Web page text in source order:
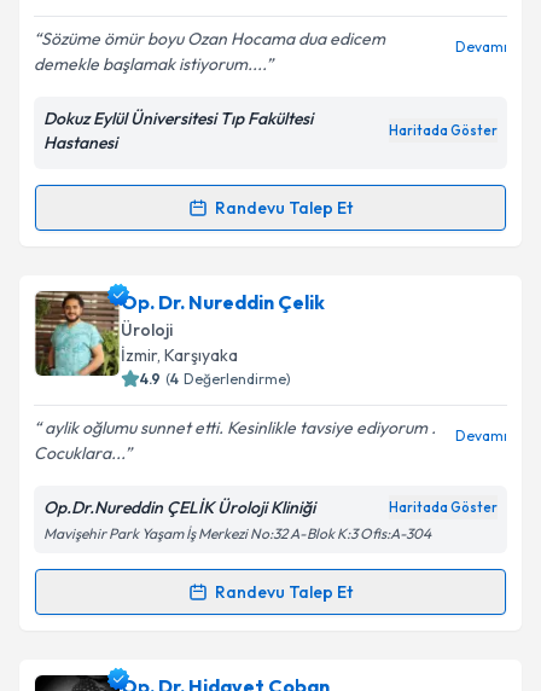
Kişisel verilerimin işlenmesine ilişkin
Aydınlatma
Metni
Sözüme ömür boyu Ozan Hocama dua edicem
demekle başlamak istiyorum....
Devamı
Dokuz Eylül Üniversitesi Tıp Fakültesi
Hastanesi
Haritada Göster
Randevu Talep Et
Randevu Takvimi Talebi
Prof. Dr. Ozan Bozkurt için randevu takvimi talebi
oluşturun. Size bu uzmandan randevu almanız için bir
takvim hazırlandığında e-posta ile bilgilendireceğiz.
Kişisel verilerimin işlenmesine ilişkin
Aydınlatma
Metni'ni okudum ve kişisel verilerimin belirtilen
kapsamda işlenmesini kabul ediyorum.
Op. Dr. Nureddin Çelik
Üroloji
İzmir, Karşıyaka
4.9 (4 Değerlendirme)
aylik oğlumu sunnet etti. Kesinlikle tavsiye ediyorum .
Cocuklara...
Devamı
Op.Dr.Nureddin ÇELİK Üroloji Kliniği Haritada Göster
Mavişehir Park Yaşam İş Merkezi No:32 A-Blok K:3 Ofis:A-304
Randevu Talep Et
Randevu Takvimi Talebi
Op. Dr. Nureddin Çelikiçin randevu takvimi talebi
Op. Dr. Hidayet Çoban